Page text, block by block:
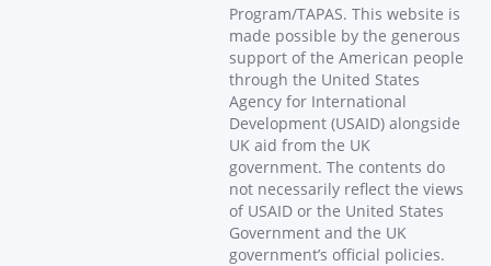
Program/TAPAS. This website is
made possible by the generous
support of the American people
through the United States
Agency for International
Development (USAID) alongside
UK aid from the UK
government. The contents do
not necessarily reflect the views
of USAID or the United States
Government and the UK
government’s official policies.